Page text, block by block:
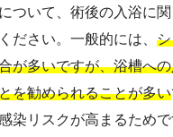
ついて、術後の入浴に
ださい。一般的には、
が多いですが、浴槽へ
を勧められることが多い
染リスクが高まるため